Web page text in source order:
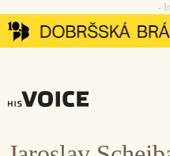
Přeskočit
na
-